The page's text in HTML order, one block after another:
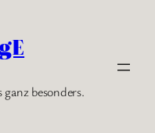
besonders.